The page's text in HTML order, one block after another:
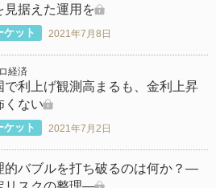
見据えた運用を
ケット 2021年7月8日
経済
で利上げ観測高まるも、金利上昇
くない
ケット 2021年7月2日
的バブルを打ち破るのは何か？―